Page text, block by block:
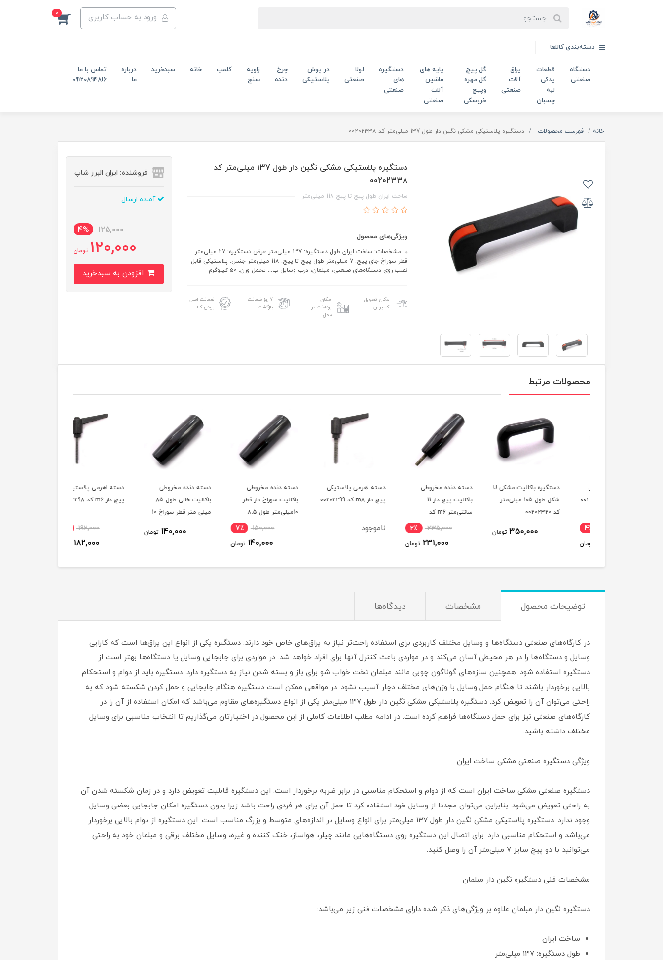
ورود به حساب کاربری 0
دسته‌بندی کالاها
دستگاه
صنعتی
قطعات
یدکی
لبه
چسبان
یراق
آلات
صنعتی
گل پیچ
گل مهره
وپیچ
خروسکی
پایه های
ماشین
آلات
صنعتی
دستگیره
های
صنعتی
لولا
صنعتی
در پوش
پلاستیکی
چرخ
دنده
زاویه
سنج
کلمپ خانه سبدخرید
درباره
ما
تماس با ما
09120894816
خانه فهرست محصولات دستگیره پلاستیکی مشکی نگین دار طول 137 میلی‌متر کد 00202338
دستگیره پلاستیکی مشکی نگین دار طول 137 میلی‌متر کد
00202338
ساخت ایران طول پیچ تا پیچ 118 میلی‌متر
ویژگی‌های محصول
مشخصات: ساخت ایران طول دستگیره: 137 میل‎ی‌‎متر عرض دستگیره: 27 میلی‌متر
قطر سوراخ جای پیچ: 7 میلی‌متر طول پیچ تا پیچ: 118 میلی‌متر جنس: پلاستیکی قابل
نصب روی دستگاه‌های صنعتی، مبلمان، درب وسایل ب... تحمل وزن: 50 کیلوگرم
امکان تحویل
اکسپرس
امکان
پرداخت در
محل
۷ روز ضمانت
بازگشت
ضمانت اصل
بودن کالا
فروشنده: ایران البرز شاپ
آماده ارسال
125,000
4%
120,000 تومان
محصولات مرتبط
دستگیره باکالیت مشکی U
شکل طول 105 میلی‌متر
350,000 تومان
دسته دنده مخروطی
باکالیت پیچ دار 11
سانتی‌متر m6 کد
235,000 2٪
231,000 تومان
دسته اهرمی پلاستیکی
ناموجود
دسته دنده مخروطی
باکالیت سوراخ دار قطر
10میلی‌متر طول 8.5
7٪
140,000 تومان
دسته دنده مخروطی
باکالیت خالی طول 85
میلی متر قطر سوراخ 10
کد 00202387
140,000 تومان
دسته اهرمی پلاستیکی
6٪
182,000 تومان
توضیحات محصول مشخصات دیدگاه‌ها
در کارگاه‌های صنعتی دستگاه‌ها و وسایل مختلف کاربردی برای استفاده راحت‌تر نیاز به یراق‌های خاص خود دارند. دستگیره یکی از انواع این یراق‌ها است که کارایی
وسایل و دستگاه‌ها را در هر محیطی آسان می‌کند و در مواردی باعث کنترل آنها برای افراد خواهد شد. در مواردی برای جابجایی وسایل یا دستگاه‌ها بهتر است از
دستگیره استفاده شود. همچنین سازه‌های گوناگون چوبی مانند مبلمان تخت خواب شو برای باز و بسته شدن نیاز به دستگیره دارد. دستگیره باید از دوام و استحکام
بالایی برخوردار باشند تا هنگام حمل وسایل با وزن‌های مختلف دچار آسیب نشود. در مواقعی ممکن است دستگیره هنگام جابجایی و حمل کردن شکسته شود که به
راحتی می‌توان آن را تعویض کرد. دستگیره پلاستیکی مشکی نگین دار طول 137 میلی‌متر یکی از انواع دستگیره‌های مقاوم می‌باشد که امکان استفاده از آن را در
کارگاه‌های صنعتی نیز برای حمل دستگاه‌ها فراهم کرده است. در ادامه مطلب اطلاعات کاملی از این محصول در اختیارتان می‌گذاریم تا انتخاب مناسبی برای وسایل
مختلف داشته باشید.
ویژگی‌ دستگیره صنعتی مشکی ساخت ایران
دستگیره صنعتی مشکی ساخت ایران است که از دوام و استحکام مناسبی در برابر ضربه برخوردار است. این دستگیره قابلیت تعویض دارد و در زمان شکسته شدن آن
به راحتی تعویض می‌شود. بنابراین می‌توان مجددا از وسایل خود استفاده کرد تا حمل آن برای هر فردی راحت باشد زیرا بدون دستگیره امکان جابجایی بعضی وسایل
وجود ندارد. دستگیره پلاستیکی مشکی نگین دار طول 137 میلی‌متر برای انواع وسایل در اندازه‌های متوسط و بزرگ مناسب است. این دستگیره از دوام بالایی برخوردار
می‌باشد و استحکام مناسبی دارد. برای اتصال این دستگیره روی دستگاه‌هایی مانند چیلر، هواساز، خنک کننده و غیره، وسایل مختلف برقی و مبلمان خود به راحتی
می‌توانید با دو پیچ‌ سایز 7 میلی‌متر آن را وصل کنید.
مشخصات فنی دستگیره نگین دار مبلمان
دستگیره نگین دار مبلمان علاوه بر ویژگی‌های ذکر شده دارای مشخصات فنی زیر می‌باشد:
ساخت ایران
طول دستگیره: 137 میل‎ی‌‎متر